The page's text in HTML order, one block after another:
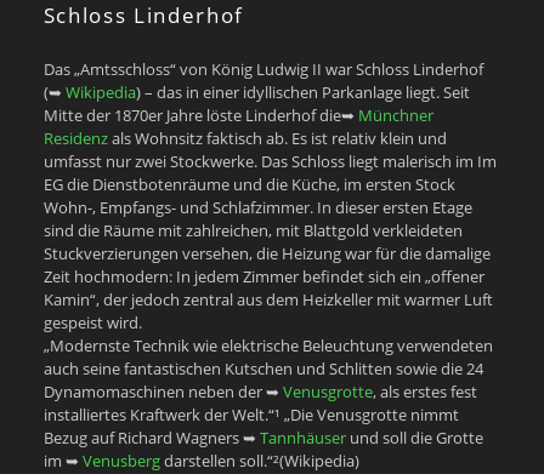
Schloss Linderhof
Das „Amtsschloss“ von König Ludwig II war Schloss Linderhof
(➥ Wikipedia) – das in einer idyllischen Parkanlage liegt. Seit
Mitte der 1870er Jahre löste Linderhof die➥ Münchner
Residenzals Wohnsitz faktisch ab. Es ist relativ klein und
umfasst nur zwei Stockwerke. Das Schloss liegt malerisch im Im
EG die Dienstbotenräume und die Küche, im ersten Stock
Wohn-, Empfangs- und Schlafzimmer. In dieser ersten Etage
sind die Räume mit zahlreichen, mit Blattgold verkleideten
Stuckverzierungen versehen, die Heizung war für die damalige
Zeit hochmodern: In jedem Zimmer befindet sich ein „offener
Kamin“, der jedoch zentral aus dem Heizkeller mit warmer Luft
gespeist wird.
„Modernste Technik wie elektrische Beleuchtung verwendeten
auch seine fantastischen Kutschen und Schlitten sowie die 24
Dynamomaschinen neben der ➥ Venusgrotte, als erstes fest
installiertes Kraftwerk der Welt.“¹ „Die Venusgrotte nimmt
Bezug auf Richard Wagners ➥ Tannhäuserund soll die Grotte
im ➥ Venusbergdarstellen soll.“²(Wikipedia)